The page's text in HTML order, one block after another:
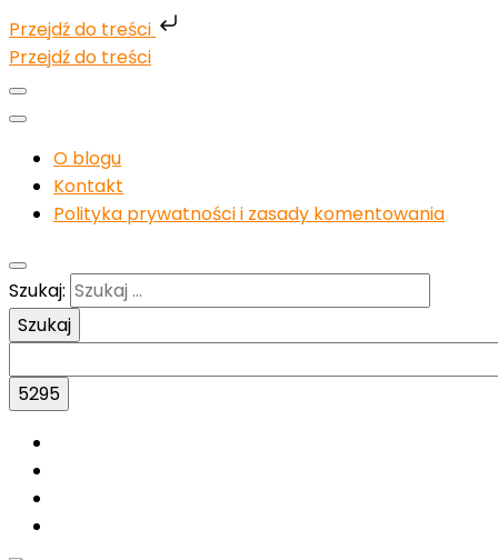
Przejdź do treści
Przejdź do treści
O blogu
Kontakt
Polityka prywatności i zasady komentowania
Szukaj: